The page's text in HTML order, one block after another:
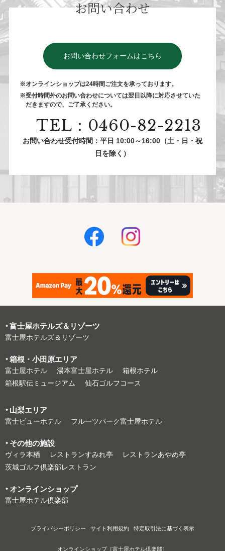
お問い合わせ
お問い合わせフォームはこちら
※オンラインショップは24時間ご注⽂を承っております。
※受付時間外のお問い合わせについては翌⽇以降に対応させていた
だきますので、ご了承ください。
TEL：0460-82-2213
お問い合わせ受付時間：平日 10:00～16:00（土・日・祝
日を除く）
富⼠屋ホテルズ＆リゾーツ
富⼠屋ホテルズ＆リゾーツ
箱根・⼩⽥原エリア
富⼠屋ホテル 湯本富⼠屋ホテル
箱根ホテル
箱根駅伝ミュージアム
仙石ゴルフコース
⼭梨エリア
富⼠ビューホテル フルーツパーク富⼠屋ホテル
その他の施設
ヴィラ本栖 レストランすみれ亭
レストランあやめ亭
茨城ゴルフ倶楽部レストラン
オンラインショップ
富⼠屋ホテル倶楽部
プライバシーポリシー サイト利⽤規約 特定取引法に基づく表⽰
オンラインショップ［富士屋ホテル倶楽部］